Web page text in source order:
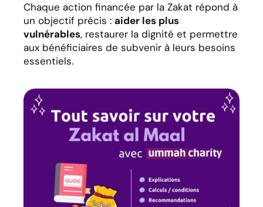
Chaque action financée par la Zakat répond à
un objectif précis : aider les plus
vulnérables, restaurer la dignité et permettre
aux bénéficiaires de subvenir à leurs besoins
essentiels.